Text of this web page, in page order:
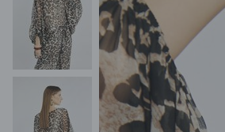
KURTKI SPORTOWE
KAMIZELKI SPORTOWE
TORBY SPORTOWE
KOSTIUMY KĄPIELOWE
JEDNOCZĘŚCIOWE